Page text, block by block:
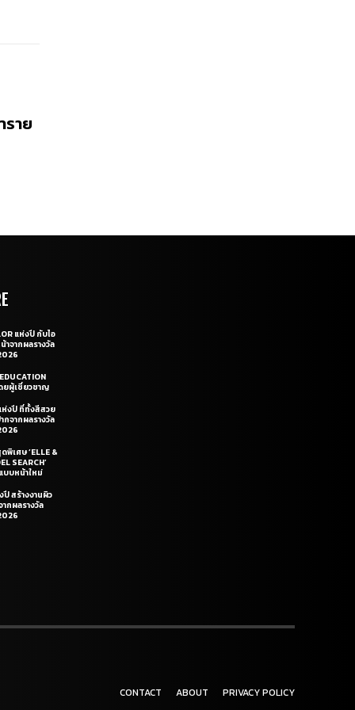
ราย
แห่งปี กับไอ
จากผลรางวัล
ยผู้เชี่ยวชาญ
ห่งปี ที่ทั้งสีสวย
กจากผลรางวัล
พิเศษ ‘ELLE &
SEARCH’
บบหน้าใหม่
สร้างงานผิว
กผลรางวัล
CONTACT ABOUT PRIVACY POLICY